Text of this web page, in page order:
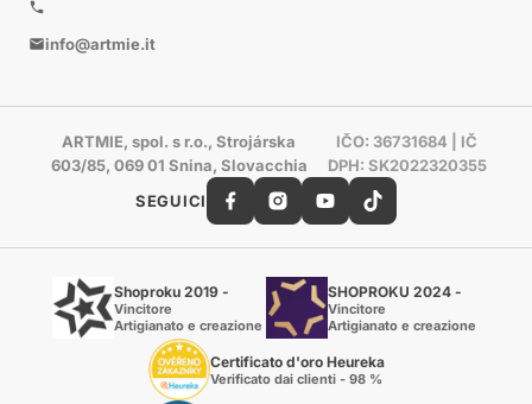
info@artmie.it
ARTMIE, spol. s r.o., Strojárska
603/85, 069 01 Snina, Slovacchia
IČO: 36731684 | IČ
DPH: SK2022320355
SEGUICI
Shoproku 2019 -
Vincitore
Artigianato e creazione
SHOPROKU 2024 -
Vincitore
Artigianato e creazione
Certificato d'oro Heureka
Verificato dai clienti - 98 %